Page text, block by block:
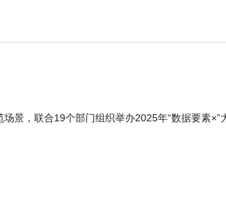
景，联合19个部门组织举办2025年“数据要素×”